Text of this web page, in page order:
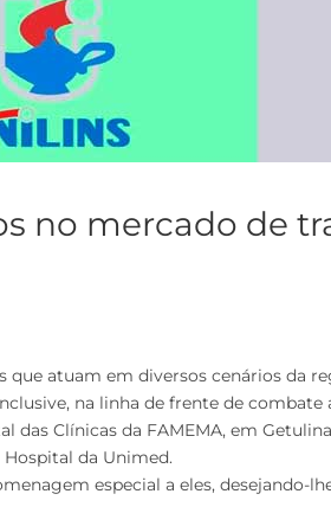
no mercado de
que atuam em diversos cenários da
na linha de frente de combate
Clínicas da FAMEMA, em
Hospital da Unimed.
especial a eles, desejando-